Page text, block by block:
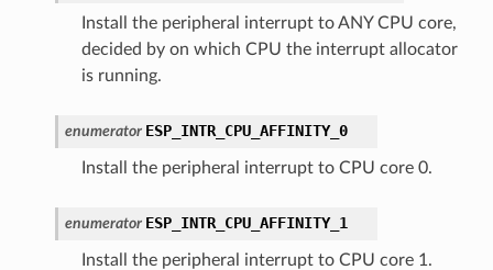
Install the peripheral interrupt to ANY CPU core,
decided by on which CPU the interrupt allocator
is running.
enumerator ESP_INTR_CPU_AFFINITY_0
Install the peripheral interrupt to CPU core 0.
enumerator ESP_INTR_CPU_AFFINITY_1
Install the peripheral interrupt to CPU core 1.